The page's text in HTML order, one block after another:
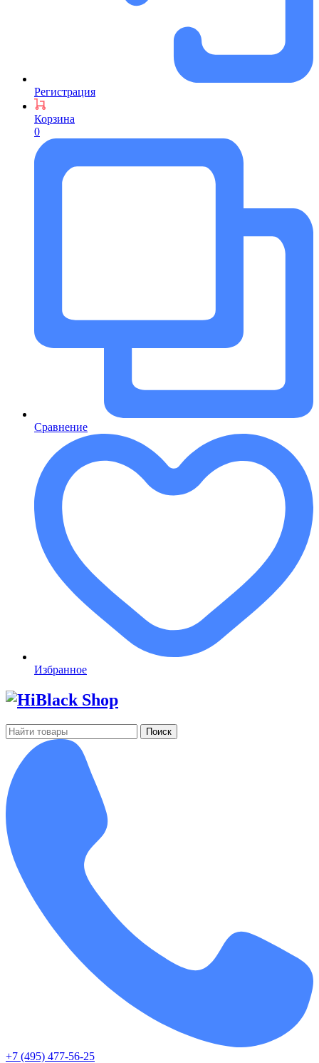
Регистрация
Корзина
0
Сравнение
Избранное
Поиск
+7 (495) 477-56-25